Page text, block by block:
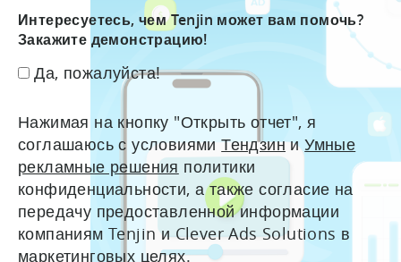
Интересуетесь, чем Tenjin может вам помочь?
Закажите демонстрацию!
Да, пожалуйста!
Нажимая на кнопку "Открыть отчет", я
соглашаюсь с условиямиТендзиниУмные
рекламные решения политики
конфиденциальности, а также согласие на
передачу предоставленной информации
компаниям Tenjin и Clever Ads Solutions в
маркетинговых целях.